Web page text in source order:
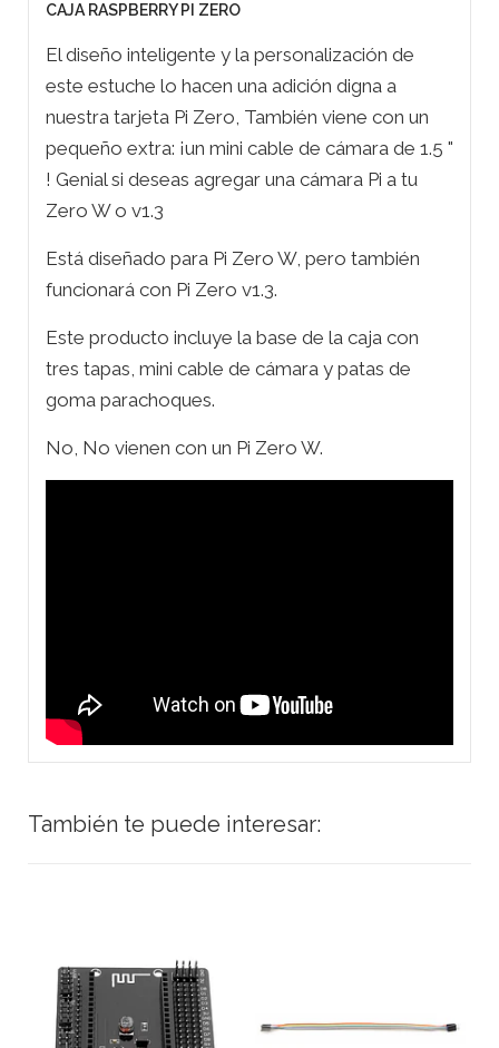
CAJA RASPBERRY PI ZERO
El diseño inteligente y la personalización de
este estuche lo hacen una adición digna a
nuestra tarjeta Pi Zero, También viene con un
pequeño extra: ¡un mini cable de cámara de 1.5 "
! Genial si deseas agregar una cámara Pi a tu
Zero W o v1.3
Está diseñado para Pi Zero W, pero también
funcionará con Pi Zero v1.3.
Este producto incluye la base de la caja con
tres tapas, mini cable de cámara y patas de
goma parachoques.
No, No vienen con un Pi Zero W.
También te puede interesar: